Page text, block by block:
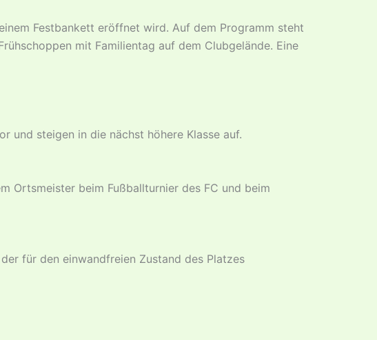
Festbankett eröffnet wird. Auf dem Programm steht
mit Familientag auf dem Clubgelände. Eine
und steigen in die nächst höhere Klasse auf.
Ortsmeister beim Fußballturnier des FC und beim
für den einwandfreien Zustand des Platzes